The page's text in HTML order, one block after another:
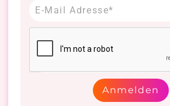
Anmelden